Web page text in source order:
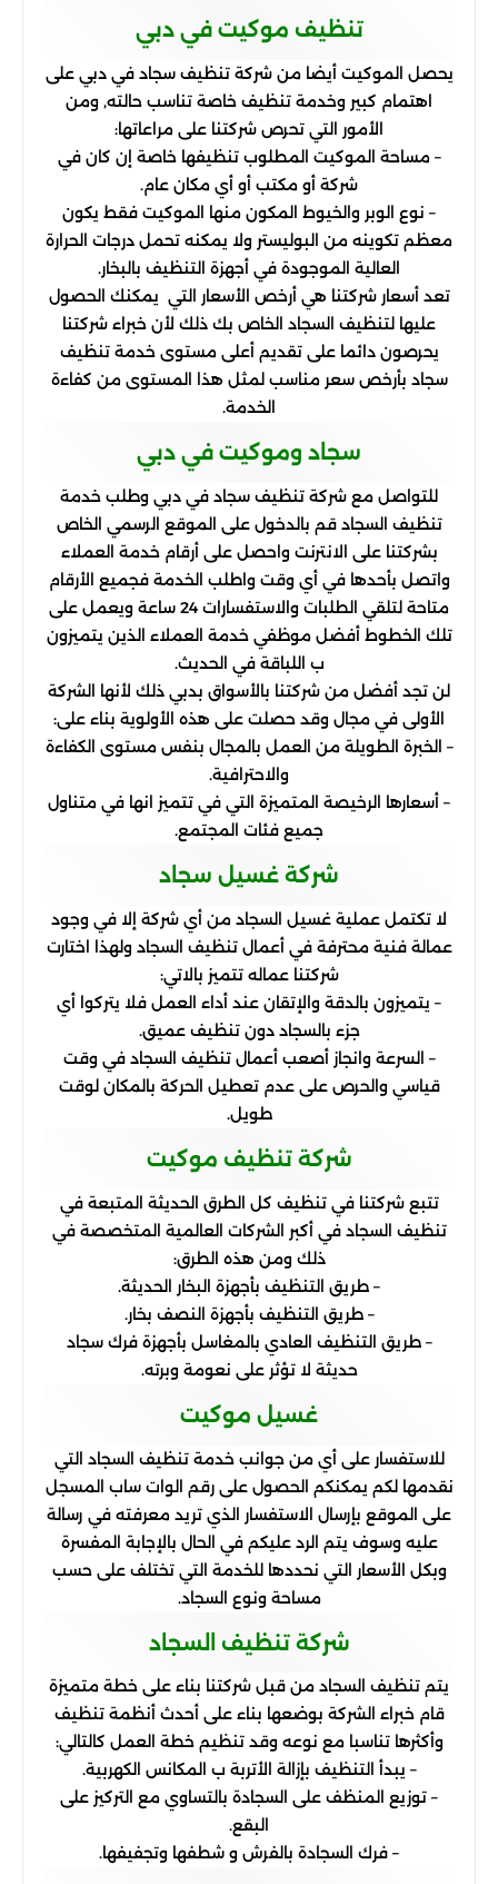
تنظيف موكيت في دبي
يحصل الموكيت أيضا من شركة تنظيف سجاد في دبي على
اهتمام كبير وخدمة تنظيف خاصة تناسب حالته, ومن
الأمور التي تحرص شركتنا على مراعاتها:
– مساحة الموكيت المطلوب تنظيفها خاصة إن كان في
شركة أو مكتب أو أي مكان عام.
– نوع الوبر والخيوط المكون منها الموكيت فقط يكون
معظم تكوينه من البوليستر ولا يمكنه تحمل درجات الحرارة
العالية الموجودة في أجهزة التنظيف بالبخار.
تعد أسعار شركتنا هي أرخص الأسعار التي يمكنك الحصول
عليها لتنظيف السجاد الخاص بك ذلك لأن خبراء شركتنا
يحرصون دائما على تقديم أعلى مستوى خدمة تنظيف
سجاد بأرخص سعر مناسب لمثل هذا المستوى من كفاءة
الخدمة.
سجاد وموكيت في دبي
للتواصل مع شركة تنظيف سجاد في دبي وطلب خدمة
تنظيف السجاد قم بالدخول على الموقع الرسمي الخاص
بشركتنا على الانترنت واحصل على أرقام خدمة العملاء
واتصل بأحدها في أي وقت واطلب الخدمة فجميع الأرقام
متاحة لتلقي الطلبات والاستفسارات 24 ساعة ويعمل على
تلك الخطوط أفضل موظفي خدمة العملاء الذين يتميزون
ب اللباقة في الحديث.
لن تجد أفضل من شركتنا بالأسواق بدبي ذلك لأنها الشركة
الأولى في مجال وقد حصلت على هذه الأولوية بناء على:
– الخبرة الطويلة من العمل بالمجال بنفس مستوى الكفاءة
والاحترافية.
– أسعارها الرخيصة المتميزة التي في تتميز انها في متناول
جميع فئات المجتمع.
شركة غسيل سجاد
لا تكتمل عملية غسيل السجاد من أي شركة إلا في وجود
عمالة فنية محترفة في أعمال تنظيف السجاد ولهذا اختارت
شركتنا عماله تتميز بالاتي:
– يتميزون بالدقة والإتقان عند أداء العمل فلا يتركوا أي
جزء بالسجاد دون تنظيف عميق.
– السرعة وانجاز أصعب أعمال تنظيف السجاد في وقت
قياسي والحرص على عدم تعطيل الحركة بالمكان لوقت
طويل.
شركة تنظيف موكيت
تتبع شركتنا في تنظيف كل الطرق الحديثة المتبعة في
تنظيف السجاد في أكبر الشركات العالمية المتخصصة في
ذلك ومن هذه الطرق:
– طريق التنظيف بأجهزة البخار الحديثة.
– طريق التنظيف بأجهزة النصف بخار.
– طريق التنظيف العادي بالمغاسل بأجهزة فرك سجاد
حديثة لا تؤثر على نعومة وبرته.
غسيل موكيت
للاستفسار على أي من جوانب خدمة تنظيف السجاد التي
نقدمها لكم يمكنكم الحصول على رقم الوات ساب المسجل
على الموقع بإرسال الاستفسار الذي تريد معرفته في رسالة
عليه وسوف يتم الرد عليكم في الحال بالإجابة المفسرة
وبكل الأسعار التي نحددها للخدمة التي تختلف على حسب
مساحة ونوع السجاد.
شركة تنظيف السجاد
يتم تنظيف السجاد من قبل شركتنا بناء على خطة متميزة
قام خبراء الشركة بوضعها بناء على أحدث أنظمة تنظيف
وأكثرها تناسبا مع نوعه وقد تنظيم خطة العمل كالتالي:
– يبدأ التنظيف بإزالة الأتربة ب المكانس الكهربية.
– توزيع المنظف على السجادة بالتساوي مع التركيز على
البقع.
– فرك السجادة بالفرش و شطفها وتجفيفها.